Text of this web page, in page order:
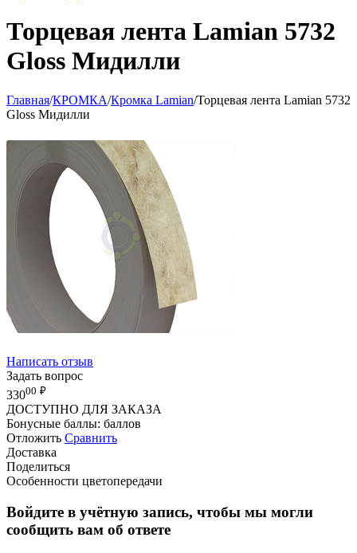
Торцевая лента Lamian 5732
Gloss Мидилли
Главная/КРОМКА/Кромка Lamian/Торцевая лента Lamian 5732
Gloss Мидилли
Написать отзыв
Задать вопрос
33000 ₽
ДОСТУПНО ДЛЯ ЗАКАЗА
Бонусные баллы: баллов
Отложить Сравнить
Доставка
Поделиться
Особенности цветопередачи
Войдите в учётную запись, чтобы мы могли
сообщить вам об ответе